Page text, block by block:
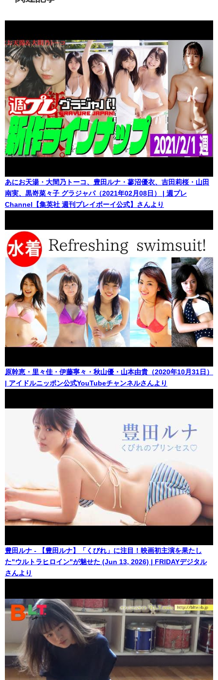
あにお天湯・大間乃トーコ、豊田ルナ・蓼沼優衣、吉田莉桜・山田
南実、黒嵜菜々子 グラジャパ（2021年02月08日） | 週プレ
Channel【集英社 週刊プレイボーイ公式】さんより
原幹恵・里々佳・伊藤寧々・秋山優・山本由貴（2020年10月31日）
| アイドルニッポン公式YouTubeチャンネルさんより
豊田ルナ - 【豊田ルナ】「くびれ」に注目！映画初主演を果たし
た"ウルトラヒロイン"が魅せた (Jun 13, 2026) | FRIDAYデジタル
さんより